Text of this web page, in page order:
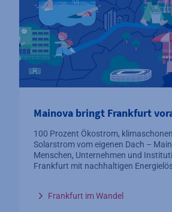
Mainova bringt Frankfurt
100 Prozent Ökostrom,
Solarstrom vom eigenen Dach –
Menschen, Unternehmen und
Frankfurt mit nachhaltigen
Frankfurt im Wandel